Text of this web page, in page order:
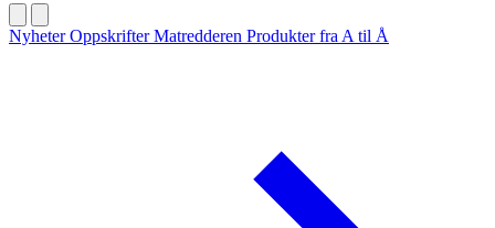
NyheterOppskrifterMatredderen Produkter fra A til Å